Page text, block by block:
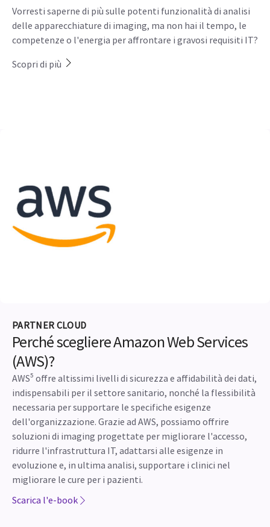
Vorresti saperne di più sulle potenti funzionalità di analisi
delle apparecchiature di imaging, ma non hai il tempo, le
competenze o l'energia per affrontare i gravosi requisiti IT?
Scopri di più
PARTNER CLOUD
Perché scegliere Amazon Web Services
(AWS)?
AWS⁵ offre altissimi livelli di sicurezza e affidabilità dei dati,
indispensabili per il settore sanitario, nonché la flessibilità
necessaria per supportare le specifiche esigenze
dell'organizzazione. Grazie ad AWS, possiamo offrire
soluzioni di imaging progettate per migliorare l'accesso,
ridurre l'infrastruttura IT, adattarsi alle esigenze in
evoluzione e, in ultima analisi, supportare i clinici nel
migliorare le cure per i pazienti.
Scarica l'e-book